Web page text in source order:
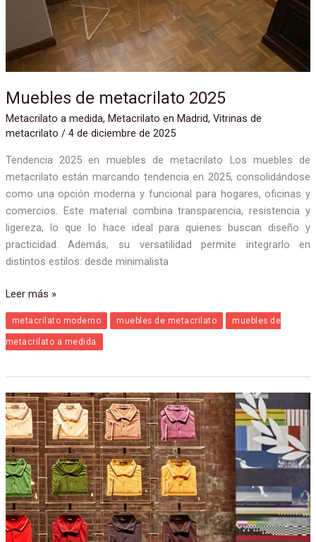
Muebles de metacrilato 2025
Metacrilato a medida, Metacrilato en Madrid, Vitrinas de
metacrilato / 4 de diciembre de 2025
Tendencia 2025 en muebles de metacrilato Los muebles de
metacrilato están marcando tendencia en 2025, consolidándose
como una opción moderna y funcional para hogares, oficinas y
comercios. Este material combina transparencia, resistencia y
ligereza, lo que lo hace ideal para quienes buscan diseño y
practicidad. Además, su versatilidad permite integrarlo en
distintos estilos: desde minimalista
Leer más »
metacrilato moderno muebles de metacrilato muebles de
metacrilato a medida
Cómo
usar
metacrilato
en
locales
comerciales